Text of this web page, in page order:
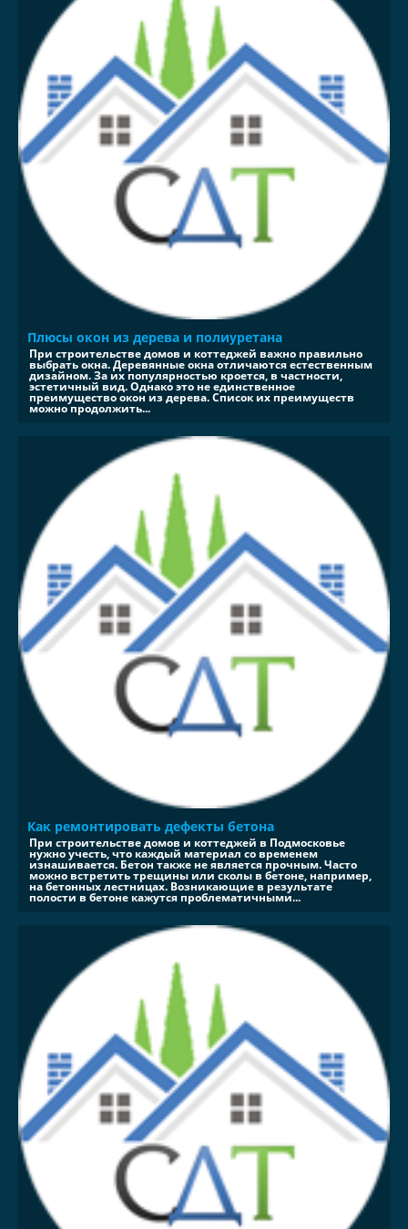
Плюсы окон из дерева и полиуретана
При строительстве домов и коттеджей важно правильно
выбрать окна. Деревянные окна отличаются естественным
дизайном. За их популярностью кроется, в частности,
эстетичный вид. Однако это не единственное
преимущество окон из дерева. Список их преимуществ
можно продолжить...
Как ремонтировать дефекты бетона
При строительстве домов и коттеджей в Подмосковье
нужно учесть, что каждый материал со временем
изнашивается. Бетон также не является прочным. Часто
можно встретить трещины или сколы в бетоне, например,
на бетонных лестницах. Возникающие в результате
полости в бетоне кажутся проблематичными...